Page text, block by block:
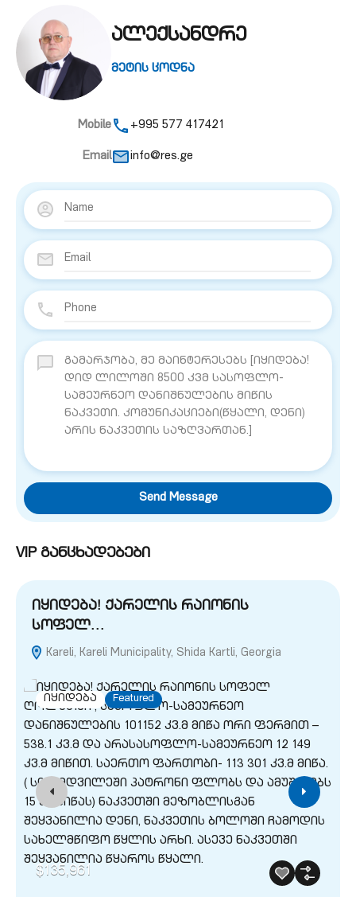
ალექსანდრე
მეტის ცოდნა
Mobile +995 577 417421
Email info@res.ge
Send Message
VIP განცხადებები
იყიდება! ქარელის რაიონის
სოფელ…
Kareli, Kareli Municipality, Shida Kartli, Georgia
იყიდება Featured
$135,961